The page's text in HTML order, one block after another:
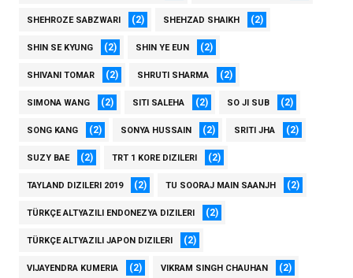
SHEHROZE SABZWARI (2) SHEHZAD SHAIKH (2)
SHIN SE KYUNG (2) SHIN YE EUN (2)
SHIVANI TOMAR (2) SHRUTI SHARMA (2)
SIMONA WANG (2) SITI SALEHA (2) SO JI SUB (2)
SONG KANG (2) SONYA HUSSAIN (2) SRITI JHA (2)
SUZY BAE (2) TRT 1 KORE DIZILERI (2)
TAYLAND DIZILERI 2019 (2) TU SOORAJ MAIN SAANJH (2)
TÜRKÇE ALTYAZILI ENDONEZYA DIZILERI (2)
TÜRKÇE ALTYAZILI JAPON DIZILERI (2)
VIJAYENDRA KUMERIA (2) VIKRAM SINGH CHAUHAN (2)